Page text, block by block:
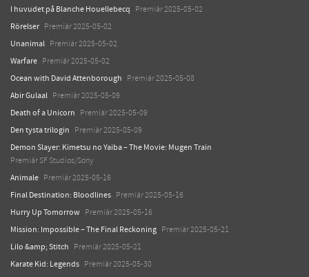
I huvudet på Blanche Houellebecq Premiär 2025-05-02
Rörelser Premiär 2025-05-02
Unanimal Premiär 2025-05-02
Warfare Premiär 2025-05-02
Ocean with David Attenborough Premiär 2025-05-08
Abir Gulaal Premiär 2025-05-09
Death of a Unicorn Premiär 2025-05-09
Den tysta trilogin Premiär 2025-05-09
Demon Slayer: Kimetsu no Yaiba – The Movie: Mugen Train
Premiär SF Studios/Sony
Animale Premiär 2025-05-16
Final Destination: Bloodlines Premiär 2025-05-16
Hurry Up Tomorrow Premiär 2025-05-16
Mission: Impossible – The Final Reckoning Premiär 2025-05-21
Lilo &amp; Stitch Premiär 2025-05-21
Karate Kid: Legends Premiär 2025-05-30